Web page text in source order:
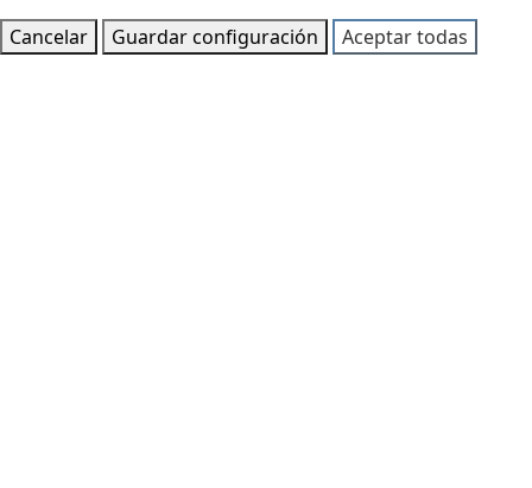
Cancelar
Guardar configuración Aceptar todas